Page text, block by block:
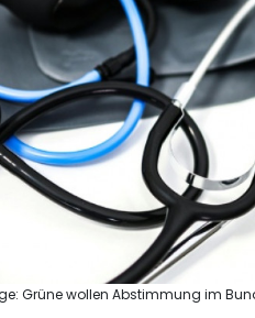
Grüne wollen Abstimmung im